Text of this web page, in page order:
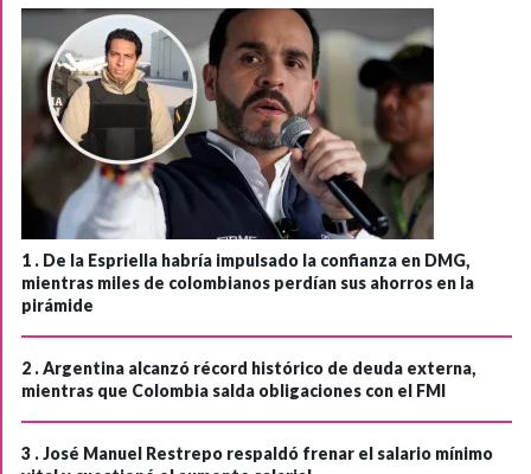
1 . De la Espriella habría impulsado la confianza en DMG,
mientras miles de colombianos perdían sus ahorros en la
pirámide
2 .Argentina alcanzó récord histórico de deuda externa,
mientras que Colombia salda obligaciones con el FMI
3 .José Manuel Restrepo respaldó frenar el salario mínimo